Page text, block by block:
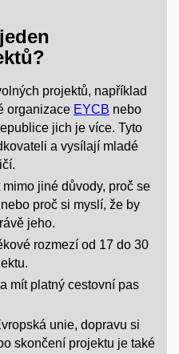
projektů, například
organizace EYCB nebo
jich je více. Tyto
a vysílají mladé
jiné důvody, proč se
proč si myslí, že by
jeho.
rozmezí od 17 do 30
mít platný cestovní pas
unie, dopravu si
skončení projektu je také